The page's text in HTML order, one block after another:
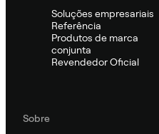
Soluções empresariais
Referência
Produtos de marca
conjunta
Revendedor Oficial
Sobre